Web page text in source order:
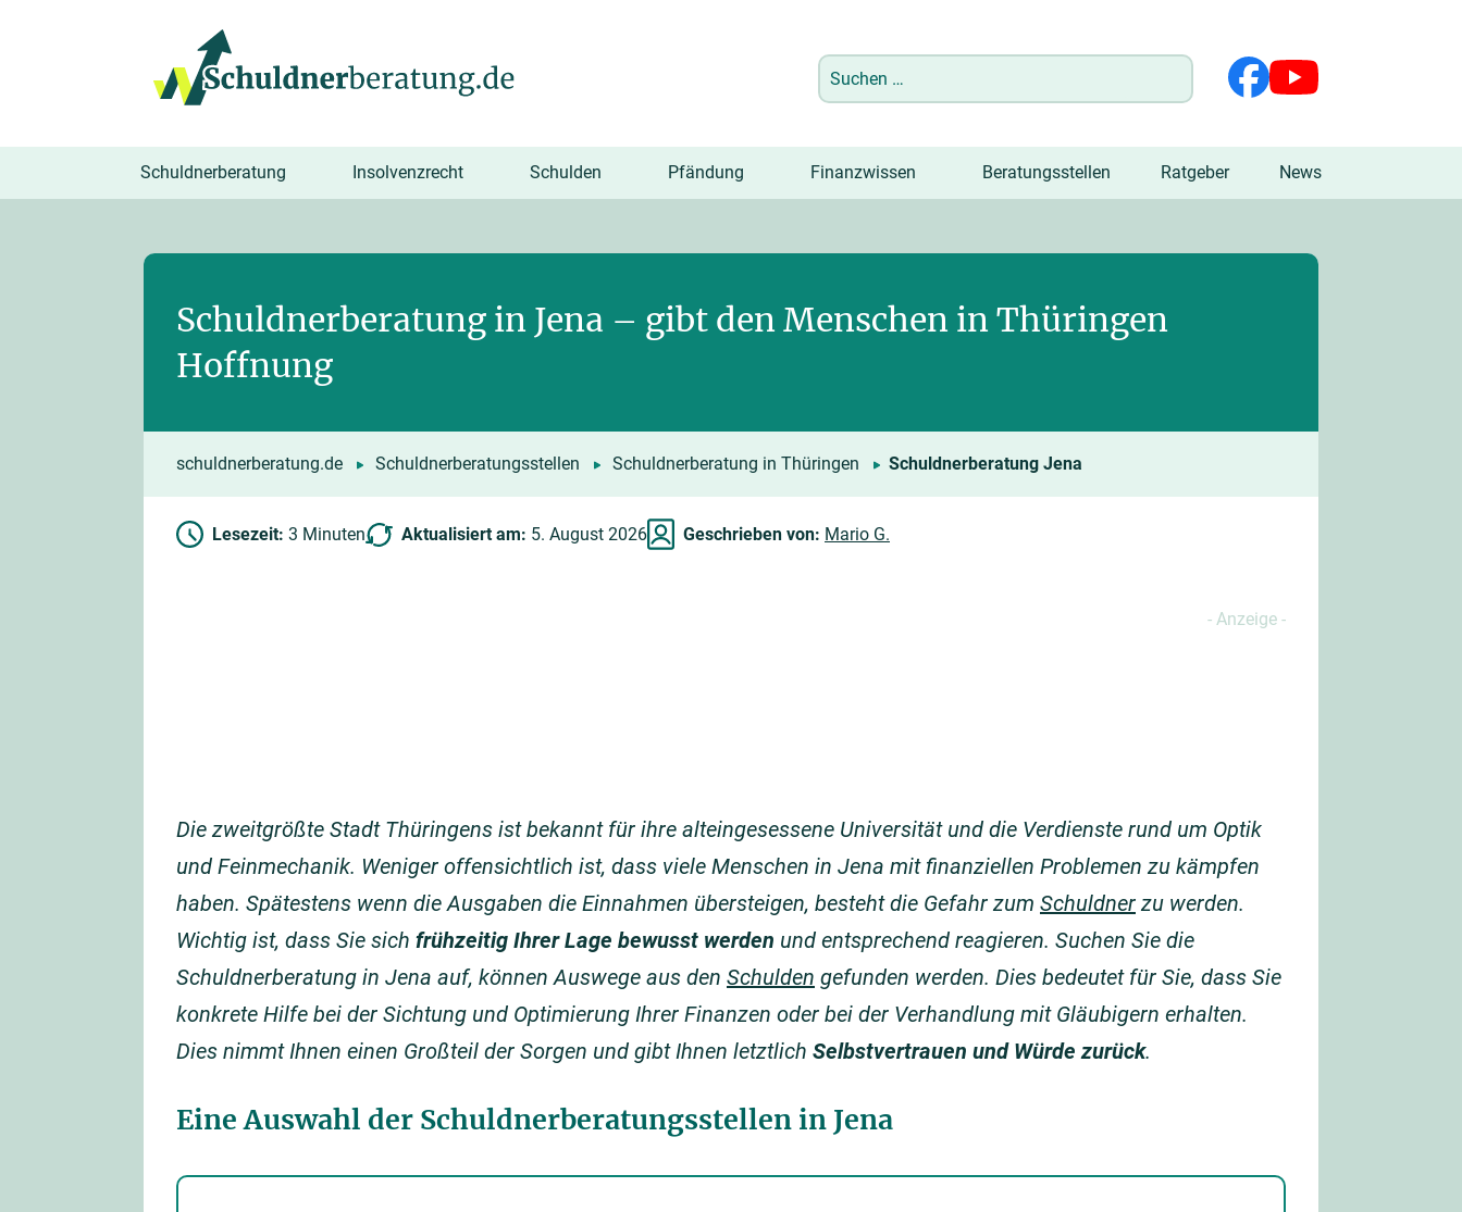
Suchen
nach:
Schuldnerberatung Insolvenzrecht Schulden Pfändung Finanzwissen Beratungsstellen Ratgeber News
Schuldnerberatung in Jena – gibt den Menschen in Thüringen
Hoffnung
schuldnerberatung.de Schuldnerberatungsstellen Schuldnerberatung in Thüringen Schuldnerberatung Jena
Lesezeit: 3 Minuten Aktualisiert am: 5. August 2026 Geschrieben von: Mario G.
Die zweitgrößte Stadt Thüringens ist bekannt für ihre alteingesessene Universität und die Verdienste rund um Optik
und Feinmechanik. Weniger offensichtlich ist, dass viele Menschen in Jena mit finanziellen Problemen zu kämpfen
haben. Spätestens wenn die Ausgaben die Einnahmen übersteigen, besteht die Gefahr zum Schuldnerzu werden.
Wichtig ist, dass Sie sich frühzeitig Ihrer Lage bewusst werden und entsprechend reagieren. Suchen Sie die
Schuldnerberatung in Jena auf, können Auswege aus den Schulden gefunden werden. Dies bedeutet für Sie, dass Sie
konkrete Hilfe bei der Sichtung und Optimierung Ihrer Finanzen oder bei der Verhandlung mit Gläubigern erhalten.
Dies nimmt Ihnen einen Großteil der Sorgen und gibt Ihnen letztlich Selbstvertrauen und Würde zurück.
Eine Auswahl der Schuldnerberatungsstellen in Jena